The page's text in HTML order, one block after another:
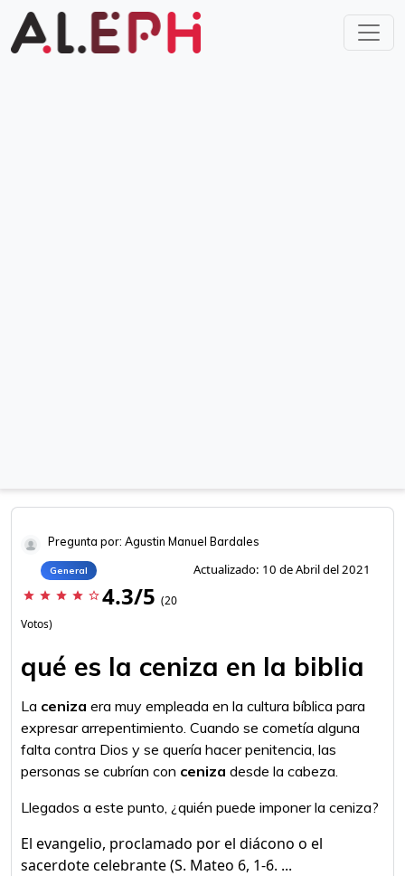
Pregunta por: Agustin Manuel Bardales
General Actualizado: 10 de Abril del 2021
star star star star star_border 4.3/5 (20
Votos)
qué es la ceniza en la biblia
La ceniza era muy empleada en la cultura bíblica para
expresar arrepentimiento. Cuando se cometía alguna
falta contra Dios y se quería hacer penitencia, las
personas se cubrían con ceniza desde la cabeza.
Llegados a este punto, ¿quién puede imponer la ceniza?
El evangelio, proclamado por el diácono o el
sacerdote celebrante (S. Mateo 6, 1-6. ...